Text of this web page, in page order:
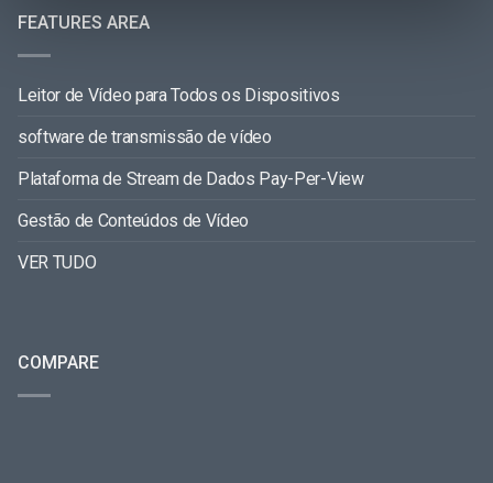
FEATURES AREA
Leitor de Vídeo para Todos os Dispositivos
software de transmissão de vídeo
Plataforma de Stream de Dados Pay-Per-View
Gestão de Conteúdos de Vídeo
VER TUDO
COMPARE